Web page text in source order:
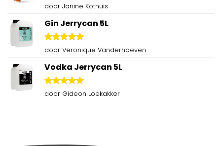
Gewaardeerd
door Janine Kothuis
Gin Jerrycan 5L
Gewaardeerd
door Veronique Vanderhoeven
Vodka Jerrycan 5L
Gewaardeerd
door Gideon Loekakker